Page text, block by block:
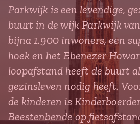
Parkwijk is een levendige,
buurt in de wijk Parkwijk
bijna 1.900 inwoners, een
hoek en het Ebenezer
loopafstand heeft de buurt
gezinsleven nodig heeft.
de kinderen is
Beestenbende op